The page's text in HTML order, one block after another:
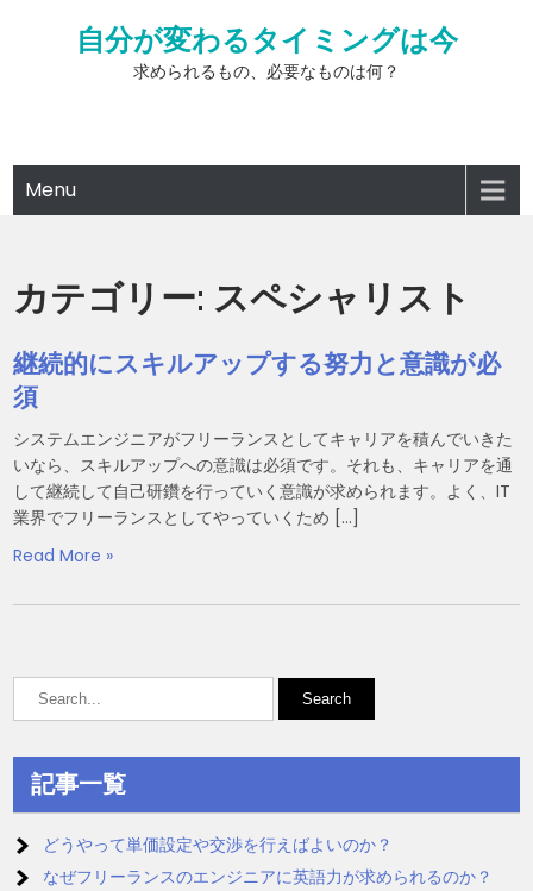
自分が変わるタイミングは今
求められるもの、必要なものは何？
Menu
カテゴリー: スペシャリスト
継続的にスキルアップする努力と意識が必
須
システムエンジニアがフリーランスとしてキャリアを積んでいきた
いなら、スキルアップへの意識は必須です。それも、キャリアを通
して継続して自己研鑽を行っていく意識が求められます。よく、IT
業界でフリーランスとしてやっていくため […]
Read More »
記事一覧
どうやって単価設定や交渉を行えばよいのか？
なぜフリーランスのエンジニアに英語力が求められるのか？